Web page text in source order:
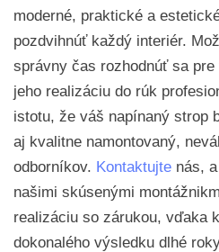
moderné, praktické a
pozdvihnúť každý interiér.
správny čas rozhodnúť sa
jeho realizáciu do rúk
istotu, že váš napínaný strop
aj kvalitne namontovaný,
odborníkov. Kontaktujte nás,
našimi skúsenými
realizáciu so zárukou, vďaka
dokonalého výsledku dlhé